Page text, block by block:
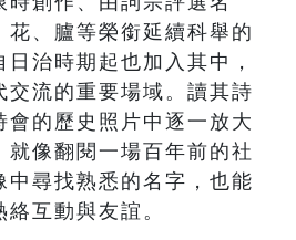
花、臚等榮銜延續科舉的
治時期起也加入其中，
交流的重要場域。讀其詩
會的歷史照片中逐一放大
就像翻閱一場百年前的社
中尋找熟悉的名字，也能
互動與友誼。